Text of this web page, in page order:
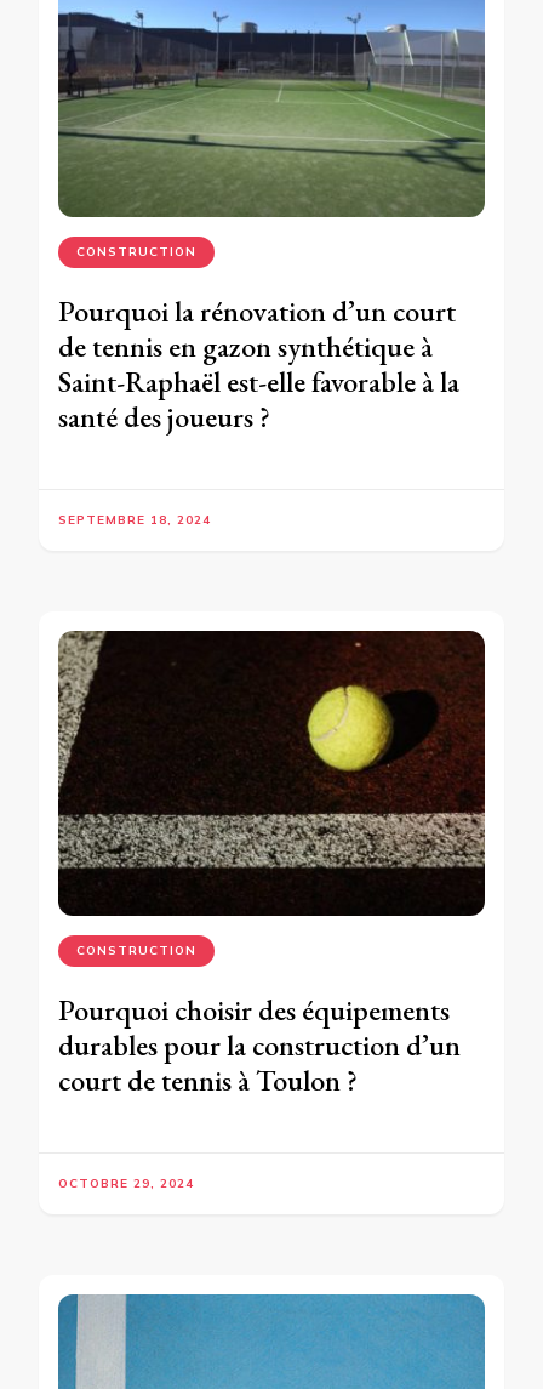
CONSTRUCTION
Pourquoi la rénovation d’un court
de tennis en gazon synthétique à
Saint-Raphaël est-elle favorable à la
santé des joueurs ?
SEPTEMBRE 18, 2024
CONSTRUCTION
Pourquoi choisir des équipements
durables pour la construction d’un
court de tennis à Toulon ?
OCTOBRE 29, 2024